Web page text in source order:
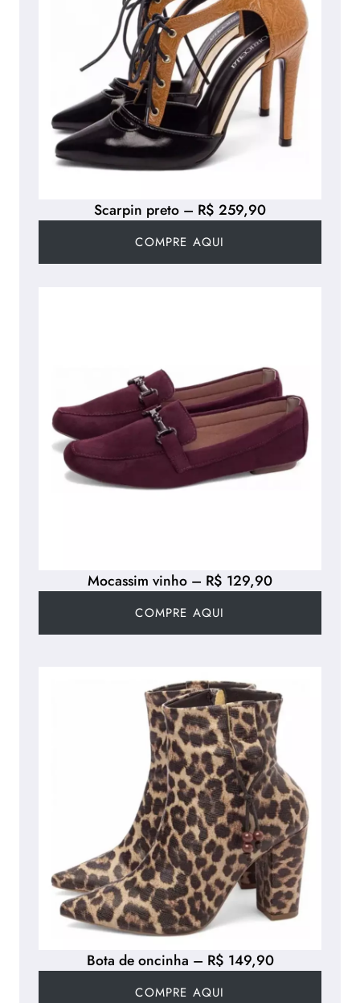
Scarpin preto – R$ 259,90
COMPRE AQUI
Mocassim vinho – R$ 129,90
COMPRE AQUI
Bota de oncinha – R$ 149,90
COMPRE AQUI